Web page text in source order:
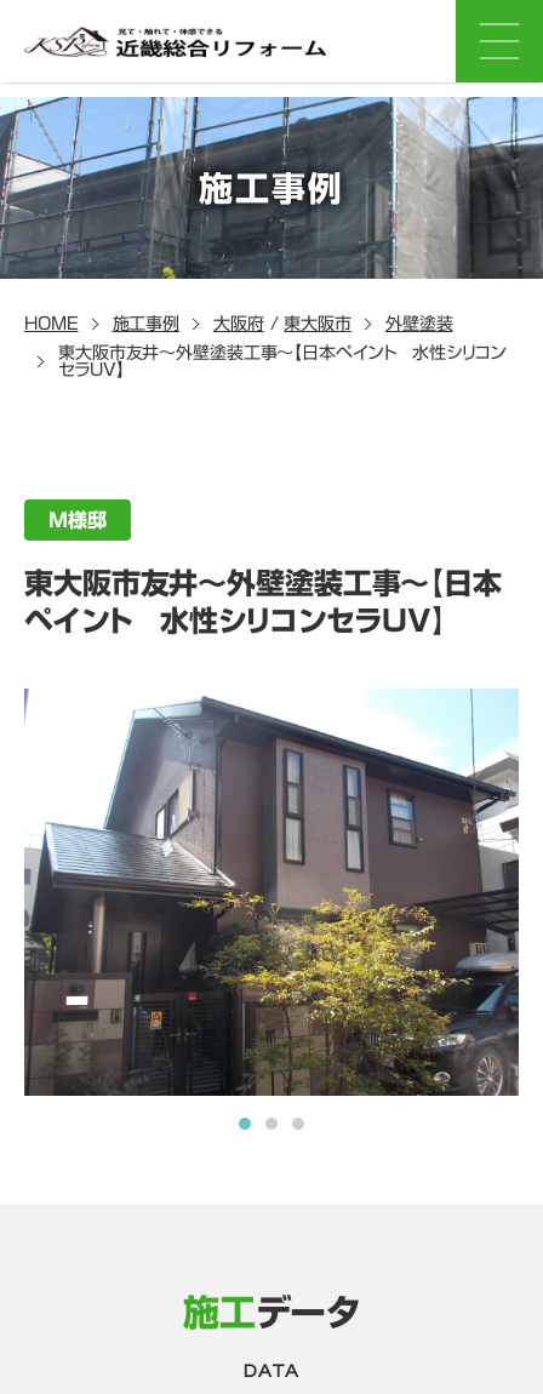
施工事例
HOME 施工事例 大阪府/東大阪市
外壁塗装
東大阪市友井～外壁塗装工事～【日本ペイント 水性シリコン
セラUV】
M様邸
東大阪市友井～外壁塗装工事～【日本
ペイント 水性シリコンセラUV】
施工データ
DATA